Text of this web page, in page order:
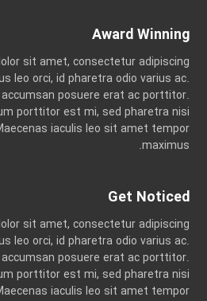
Award Winning
sit amet, consectetur adipiscing
leo orci, id pharetra odio varius ac.
posuere erat ac porttitor.
porttitor est mi, sed pharetra nisi
iaculis leo sit amet tempor
maximus.
Get Noticed
sit amet, consectetur adipiscing
leo orci, id pharetra odio varius ac.
posuere erat ac porttitor.
porttitor est mi, sed pharetra nisi
iaculis leo sit amet tempor